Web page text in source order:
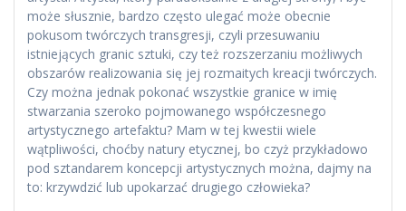
może słusznie, bardzo często ulegać może obecnie
pokusom twórczych transgresji, czyli przesuwaniu
istniejących granic sztuki, czy też rozszerzaniu możliwych
obszarów realizowania się jej rozmaitych kreacji twórczych.
Czy można jednak pokonać wszystkie granice w imię
stwarzania szeroko pojmowanego współczesnego
artystycznego artefaktu? Mam w tej kwestii wiele
wątpliwości, choćby natury etycznej, bo czyż przykładowo
pod sztandarem koncepcji artystycznych można, dajmy na
to: krzywdzić lub upokarzać drugiego człowieka?